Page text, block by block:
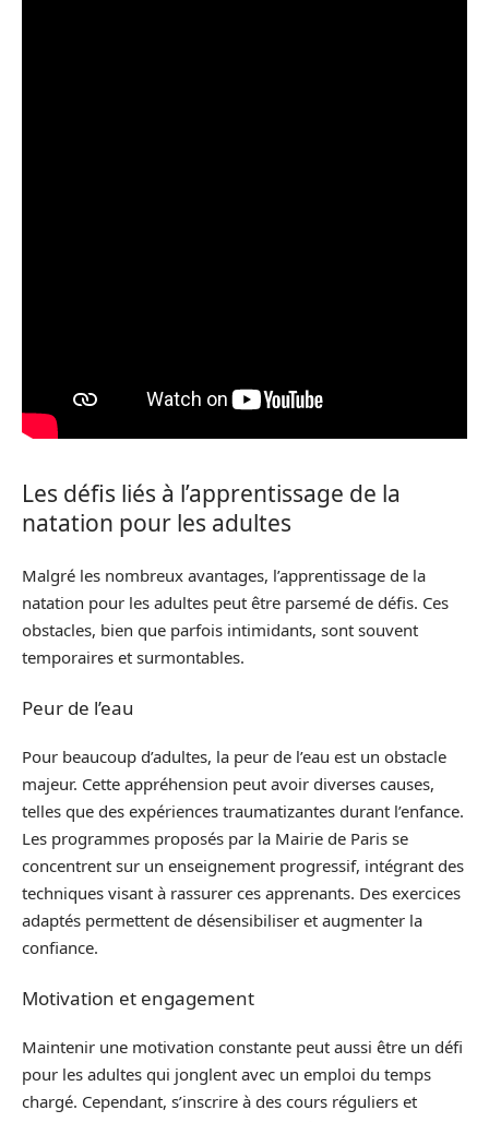
Les défis liés à l’apprentissage de la
natation pour les adultes
Malgré les nombreux avantages, l’apprentissage de la
natation pour les adultes peut être parsemé de défis. Ces
obstacles, bien que parfois intimidants, sont souvent
temporaires et surmontables.
Peur de l’eau
Pour beaucoup d’adultes, la peur de l’eau est un obstacle
majeur. Cette appréhension peut avoir diverses causes,
telles que des expériences traumatizantes durant l’enfance.
Les programmes proposés par la Mairie de Paris se
concentrent sur un enseignement progressif, intégrant des
techniques visant à rassurer ces apprenants. Des exercices
adaptés permettent de désensibiliser et augmenter la
confiance.
Motivation et engagement
Maintenir une motivation constante peut aussi être un défi
pour les adultes qui jonglent avec un emploi du temps
chargé. Cependant, s’inscrire à des cours réguliers et